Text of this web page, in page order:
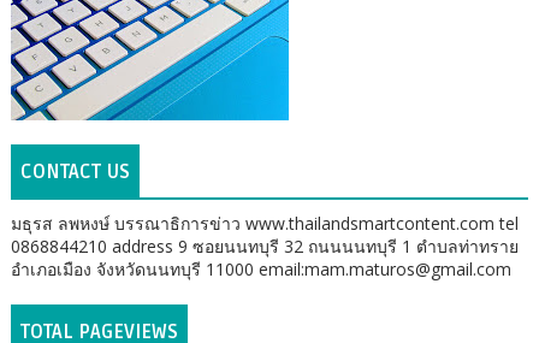
CONTACT US
มธุรส ลพหงษ์ บรรณาธิการข่าว www.thailandsmartcontent.com tel
0868844210 address 9 ซอยนนทบุรี 32 ถนนนนทบุรี 1 ตำบลท่าทราย
อำเภอเมือง จังหวัดนนทบุรี 11000 email:mam.maturos@gmail.com
TOTAL PAGEVIEWS